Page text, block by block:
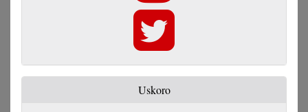
Uskoro